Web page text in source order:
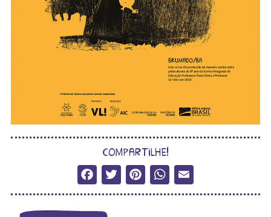
compartilhe!
Facebook
Twitter
Pinterest
WhatsApp